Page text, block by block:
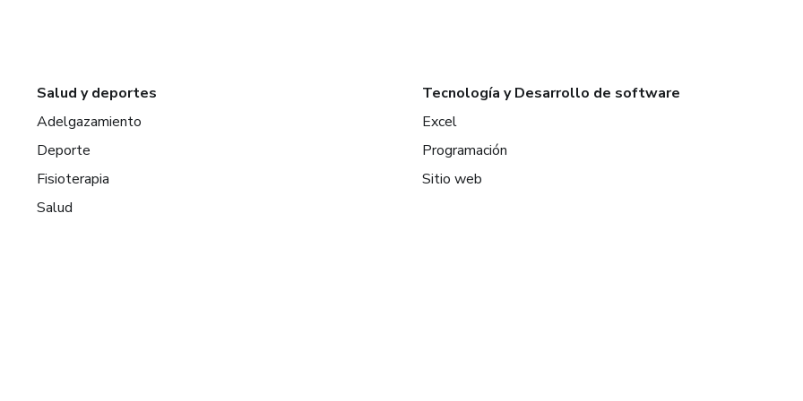
Salud y deportes
Adelgazamiento
Deporte
Fisioterapia
Salud
Tecnología y Desarrollo de software
Excel
Programación
Sitio web